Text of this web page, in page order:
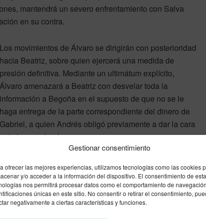
Gestionar consentimiento
ofrecer las mejores experiencias, utilizamos tecnologías como las cookies
y/o acceder a la información del dispositivo. El consentimiento de
nos permitirá procesar datos como el comportamiento de
únicas en este sitio. No consentir o retirar el consentimiento,
negativamente a ciertas características y funciones.
mantendrá un severo enfrentamiento con Salva
en su contra.
Los movimientos de Álvaro se dirigirán con posterioridad
hacia Beatriz, sobre quien ejercerá una medida de
presión definitiva. Mediante un ultimátum explícito,
Álvaro amenazará a Beatriz con desvelar toda la
información a Begoña en el supuesto de que no se le
haga entrega de la parte correspondiente del dinero de
Gabriel, a quien Andrés obligó previamente a dar la cara
ante los empleados.
Finalmente, el ámbito familiar e interpersonal de la
ficción registrará novedades de relevancia. Mientras que
Marta y Fina formalizan su despedida de la vivienda de
la familia Montes, Fina procederá a ejecutar una llamada